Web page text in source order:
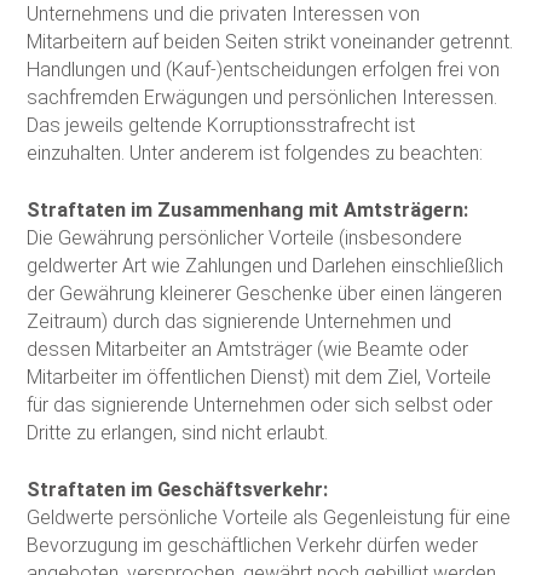
Unternehmens und die privaten Interessen von
Mitarbeitern auf beiden Seiten strikt voneinander getrennt.
Handlungen und (Kauf-)entscheidungen erfolgen frei von
sachfremden Erwägungen und persönlichen Interessen.
Das jeweils geltende Korruptionsstrafrecht ist
einzuhalten. Unter anderem ist folgendes zu beachten:
Straftaten im Zusammenhang mit Amtsträgern:
Die Gewährung persönlicher Vorteile (insbesondere
geldwerter Art wie Zahlungen und Darlehen einschließlich
der Gewährung kleinerer Geschenke über einen längeren
Zeitraum) durch das signierende Unternehmen und
dessen Mitarbeiter an Amtsträger (wie Beamte oder
Mitarbeiter im öffentlichen Dienst) mit dem Ziel, Vorteile
für das signierende Unternehmen oder sich selbst oder
Dritte zu erlangen, sind nicht erlaubt.
Straftaten im Geschäftsverkehr:
Geldwerte persönliche Vorteile als Gegenleistung für eine
Bevorzugung im geschäftlichen Verkehr dürfen weder